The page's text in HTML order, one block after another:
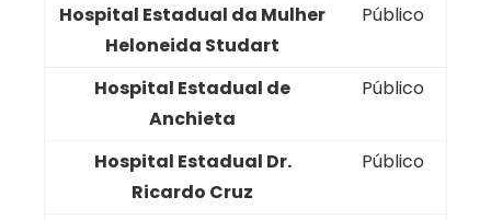
Hospital Estadual da Mulher
Heloneida Studart
Público
Hospital Estadual de
Anchieta
Público
Hospital Estadual Dr.
Ricardo Cruz
Público